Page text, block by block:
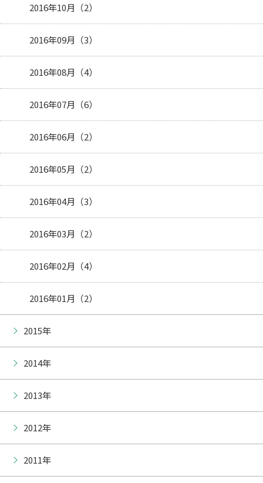
2016年10月（2）
2016年09月（3）
2016年08月（4）
2016年07月（6）
2016年06月（2）
2016年05月（2）
2016年04月（3）
2016年03月（2）
2016年02月（4）
2016年01月（2）
2015年
2014年
2013年
2012年
2011年